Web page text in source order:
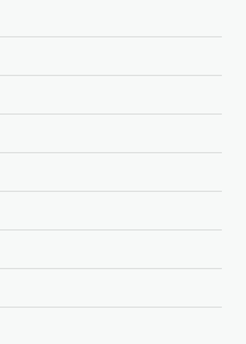
അടിയന്തര
,രാഷ്ട്രീയം
മറുപടി
കിരൺ